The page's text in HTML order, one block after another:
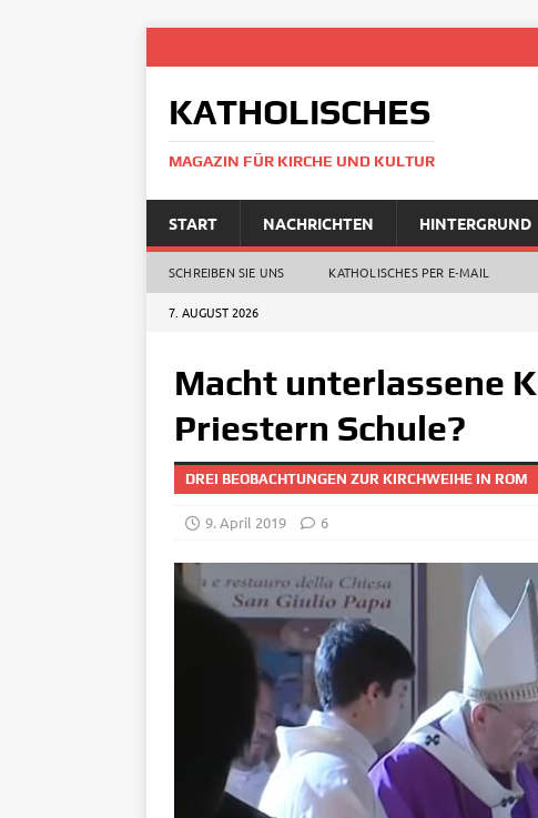
KATHOLISCHES
MAGAZIN FÜR KIRCHE UND KULTUR
START NACHRICHTEN HINTERGRUND
SCHREIBEN SIE UNS KATHOLISCHES PER E‑MAIL
7. AUGUST 2026
Macht unterlassene
Priestern Schule?
DREI BEOBACHTUNGEN ZUR KIRCHWEIHE IN ROM
9. April 2019 6